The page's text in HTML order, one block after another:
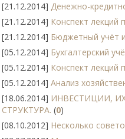
[21.12.2014] Денежно-
[21.12.2014] Конспект лекций
[21.12.2014] Бюджетный учёт
[05.12.2014] Бухгалтерский
[05.12.2014] Конспект лекций
[05.12.2014] Анализ
[18.06.2014] ИНВЕСТИЦИИ,
СТРУКТУРА. (0)
[08.10.2012] Несколько